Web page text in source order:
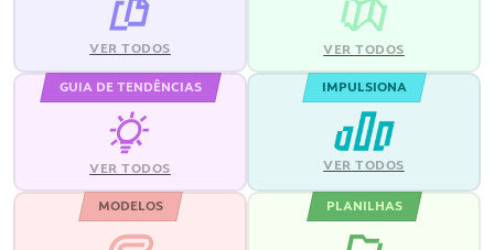
VER TODOS VER TODOS
GUIA DE TENDÊNCIAS
VER TODOS
IMPULSIONA
VER TODOS
MODELOS PLANILHAS